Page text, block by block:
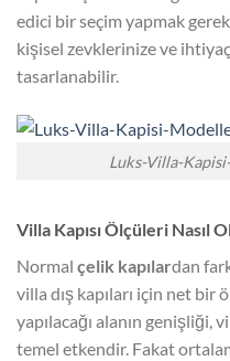
edici bir seçim yapmak
kişisel zevklerinize ve
tasarlanabilir.
Luks-Villa-
Villa Kapısı Ölçüleri Nasıl
Normal çelik kapılardan
villa dış kapıları için net bir
yapılacağı alanın genişliği,
temel etkendir. Fakat